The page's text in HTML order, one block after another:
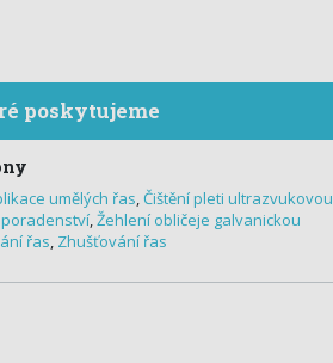
poskytujeme
umělých řas,Čištění pleti ultrazvukovou
,Žehlení obličeje galvanickou
řas, Zhušťování řas